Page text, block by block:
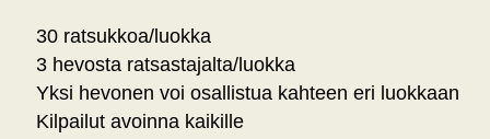
30 ratsukkoa/luokka
3 hevosta ratsastajalta/luokka
Yksi hevonen voi osallistua kahteen eri luokkaan
Kilpailut avoinna kaikille